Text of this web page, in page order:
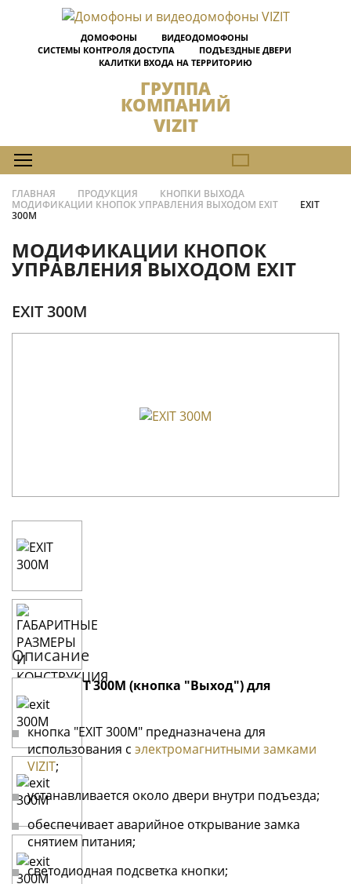
ДОМОФОНЫ
ВИДЕОДОМОФОНЫ
СИСТЕМЫ КОНТРОЛЯ ДОСТУПА
ПОДЪЕЗДНЫЕ ДВЕРИ
КАЛИТКИ ВХОДА НА ТЕРРИТОРИЮ
ГРУППА
КОМПАНИЙ
VIZIT
ГЛАВНАЯ ПРОДУКЦИЯ
КНОПКИ ВЫХОДА
МОДИФИКАЦИИ КНОПОК УПРАВЛЕНИЯ ВЫХОДОМ EXIT
EXIT
300M
МОДИФИКАЦИИ КНОПОК
УПРАВЛЕНИЯ ВЫХОДОМ EXIT
EXIT 300M
Описание
Кнопка EXIT 300М (кнопка "Выход") для
домофона
кнопка "EXIT 300М" предназначена для
использования с электромагнитными замками
VIZIT;
устанавливается около двери внутри подъезда;
обеспечивает аварийное открывание замка
снятием питания;
светодиодная подсветка кнопки;